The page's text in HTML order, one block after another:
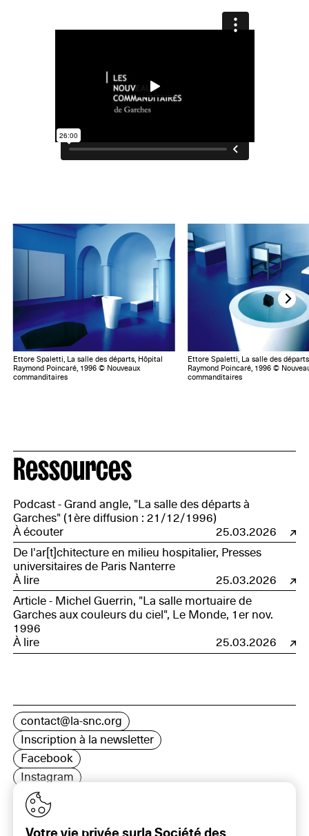
Ettore Spaletti, La salle des départs, Hôpital
Raymond Poincaré, 1996 © Nouveaux
commanditaires
Ettore Spaletti, La salle des
Raymond Poincaré, 1996 ©
commanditaires
Ressources
Podcast - Grand angle, "La salle des départs à
Garches" (1ère diffusion : 21/12/1996)
À écouter
25.03.2026
De l'ar[t]chitecture en milieu hospitalier, Presses
universitaires de Paris Nanterre
À lire
25.03.2026
Article - Michel Guerrin, "La salle mortuaire de
Garches aux couleurs du ciel", Le Monde, 1er nov.
1996
À lire
25.03.2026
contact@la-snc.org
Inscription à la newsletter
Facebook
Instagram
LinkedIn
Votre vie privée surla Société des